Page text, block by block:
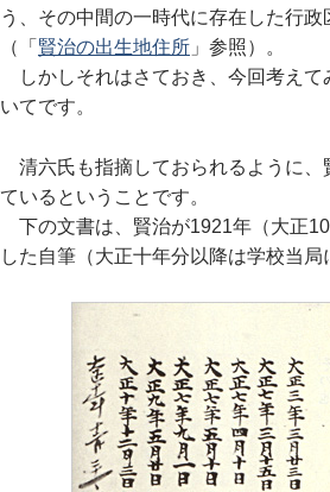
う、その中間の一時代に存在した行
（「 賢治の出生地住所 」参照）。
しかしそれはさておき、今回考えて
いてです。
清六氏も指摘しておられるように、
ているということです。
下の文書は、賢治が1921年（大正
した自筆（大正十年分以降は学校当局